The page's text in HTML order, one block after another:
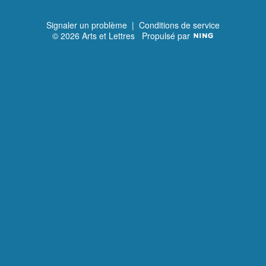
n
t
t
Signaler un problème | Conditions de service
© 2026 Arts et Lettres Propulsé par